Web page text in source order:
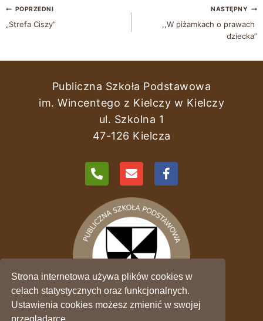
POPRZEDNI
„Strefa Ciszy”
NASTĘPNY
,,W piżamkach o prawach
dziecka”
Publiczna Szkoła Podstawowa
im. Wincentego z Kielczy w Kielczy
ul. Szkolna 1
47-126 Kielcza
Strona internetowa używa plików cookies w
celach statystycznych oraz funkcjonalnych.
Ustawienia cookies możesz zmienić w swojej